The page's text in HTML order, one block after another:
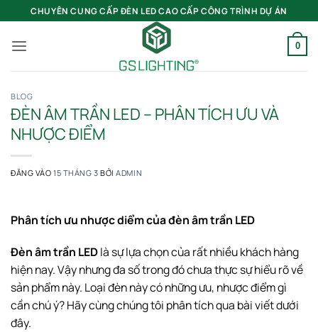
qua
nội
CHUYÊN CUNG CẤP ĐÈN LED CAO CẤP CÔNG TRÌNH DỰ ÁN
0
BLOG
ĐÈN ÂM TRẦN LED – PHÂN TÍCH ƯU VÀ
NHƯỢC ĐIỂM
ĐĂNG VÀO 15 THÁNG 3 BỞIADMIN
Phân tích ưu nhược diểm của đèn âm trần LED
Đèn âm trần LEDlà sự lựa chọn của rất nhiều khách hàng
hiện nay. Vậy nhưng đa số trong đó chưa thực sự hiểu rõ về
sản phẩm này. Loại đèn này có những ưu, nhược điểm gì
cần chú ý? Hãy cùng chúng tôi phân tích qua bài viết dưới
đây.